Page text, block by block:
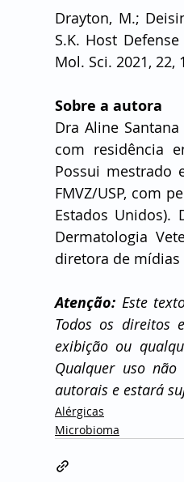
Drayton, M.;
S.K. Host
Mol. Sci. 2021, 22,
Sobre a autora
Dra Aline
com residência
Possui mestrado
FMVZ/USP, com
Estados Unidos).
Dermatologia
diretora de mídias
Atenção: Este
Todos os direitos
exibição ou
Qualquer uso
autorais e estará
Alérgicas
Microbioma